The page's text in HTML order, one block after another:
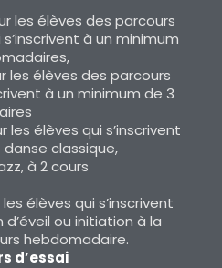
les élèves des parcours
à un minimum
les élèves des parcours
à un minimum de 3
les élèves qui s’inscrivent
classique,
à 2 cours
élèves qui s’inscrivent
ou initiation à la
hebdomadaire.
d’essai